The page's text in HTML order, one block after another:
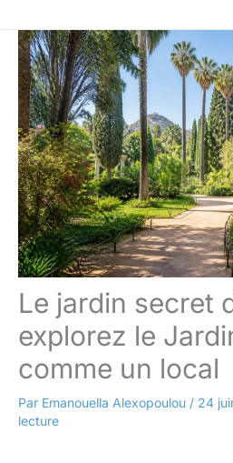
Le jardin secret
explorez le
comme un local
Par Emanouella Alexopoulou / 24
lecture